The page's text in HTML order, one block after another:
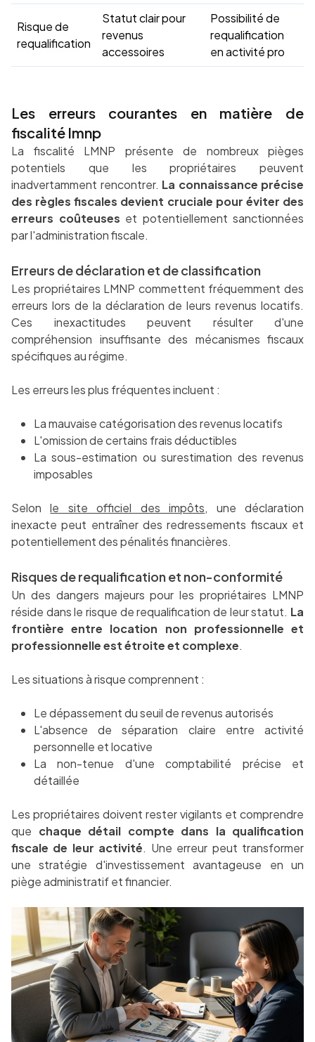
Risque de
requalification
Statut clair pour
revenus
accessoires
Possibilité de
requalification
en activité pro
Les erreurs courantes en matière de
fiscalité lmnp
La fiscalité LMNP présente de nombreux pièges
potentiels que les propriétaires peuvent
inadvertamment rencontrer. La connaissance précise
des règles fiscales devient cruciale pour éviter des
erreurs coûteuses et potentiellement sanctionnées
par l'administration fiscale.
Erreurs de déclaration et de classification
Les propriétaires LMNP commettent fréquemment des
erreurs lors de la déclaration de leurs revenus locatifs.
Ces inexactitudes peuvent résulter d'une
compréhension insuffisante des mécanismes fiscaux
spécifiques au régime.
Les erreurs les plus fréquentes incluent :
La mauvaise catégorisation des revenus locatifs
L'omission de certains frais déductibles
La sous-estimation ou surestimation des revenus
imposables
Selonle site officiel des impôts, une déclaration
inexacte peut entraîner des redressements fiscaux et
potentiellement des pénalités financières.
Risques de requalification et non-conformité
Un des dangers majeurs pour les propriétaires LMNP
réside dans le risque de requalification de leur statut. La
frontière entre location non professionnelle et
professionnelle est étroite et complexe.
Les situations à risque comprennent :
Le dépassement du seuil de revenus autorisés
L'absence de séparation claire entre activité
personnelle et locative
La non-tenue d'une comptabilité précise et
détaillée
Les propriétaires doivent rester vigilants et comprendre
que chaque détail compte dans la qualification
fiscale de leur activité. Une erreur peut transformer
une stratégie d'investissement avantageuse en un
piège administratif et financier.